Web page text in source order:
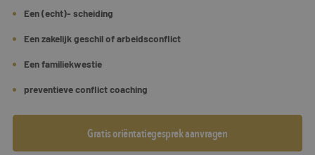
Een (echt)- scheiding
Een zakelijk geschil of arbeidsconflict
Een familiekwestie
preventieve conflict coaching
Gratis oriëntatiegesprek aanvragen